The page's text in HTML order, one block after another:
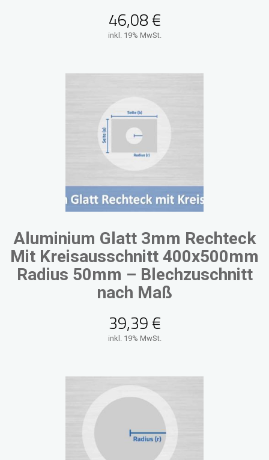
46,08€
inkl. 19% MwSt.
Aluminium Glatt 3mm Rechteck
Mit Kreisausschnitt 400x500mm
Radius 50mm – Blechzuschnitt
nach Maß
39,39€
inkl. 19% MwSt.